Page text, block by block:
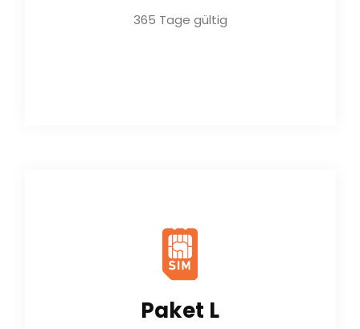
365 Tage gültig
Paket L